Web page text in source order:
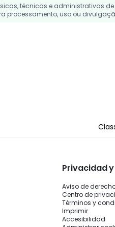
técnicas e administrativas
processamento, uso ou
Privacidad
Aviso de
Centro de
Términos y
Imprimir
Accesibilidad